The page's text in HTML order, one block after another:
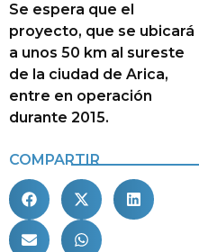
Se espera que el
proyecto, que se ubicará
a unos 50 km al sureste
de la ciudad de Arica,
entre en operación
durante 2015.
COMPARTIR